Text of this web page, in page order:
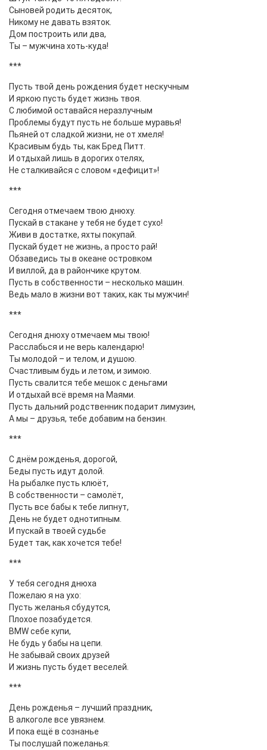
Сыновей родить десяток,
Никому не давать взяток.
Дом построить или два,
Ты – мужчина хоть-куда!
***
Пусть твой день рождения будет нескучным
И яркою пусть будет жизнь твоя.
С любимой оставайся неразлучным
Проблемы будут пусть не больше муравья!
Пьяней от сладкой жизни, не от хмеля!
Красивым будь ты, как Бред Питт.
И отдыхай лишь в дорогих отелях,
Не сталкивайся с словом «дефицит»!
***
Сегодня отмечаем твою днюху.
Пускай в стакане у тебя не будет сухо!
Живи в достатке, яхты покупай.
Пускай будет не жизнь, а просто рай!
Обзаведись ты в океане островком
И виллой, да в райончике крутом.
Пусть в собственности – несколько машин.
Ведь мало в жизни вот таких, как ты мужчин!
***
Сегодня днюху отмечаем мы твою!
Расслабься и не верь календарю!
Ты молодой – и телом, и душою.
Счастливым будь и летом, и зимою.
Пусть свалится тебе мешок с деньгами
И отдыхай всё время на Маями.
Пусть дальний родственник подарит лимузин,
А мы – друзья, тебе добавим на бензин.
***
С днём рожденья, дорогой,
Беды пусть идут долой.
На рыбалке пусть клюёт,
В собственности – самолёт,
Пусть все бабы к тебе липнут,
День не будет однотипным.
И пускай в твоей судьбе
Будет так, как хочется тебе!
***
У тебя сегодня днюха
Пожелаю я на ухо:
Пусть желанья сбудутся,
Плохое позабудется.
BMW себе купи,
Не будь у бабы на цепи.
Не забывай своих друзей
И жизнь пусть будет веселей.
***
День рожденья – лучший праздник,
В алкоголе все увязнем.
И пока ещё в сознанье
Ты послушай пожеланья: